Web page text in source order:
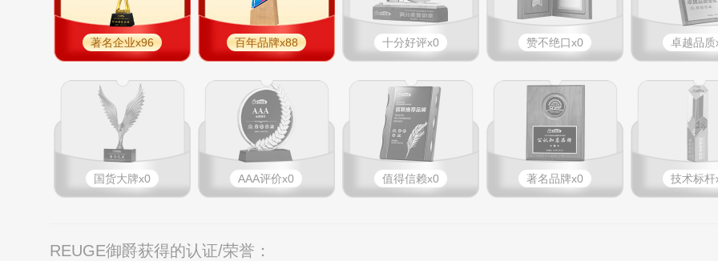
著名企业x96 百年品牌x88 十分好评x0 赞不绝口x0 卓越品质
国货大牌x0 AAA评价x0 值得信赖x0 著名品牌x0 技术标杆
REUGE御爵获得的认证/荣誉：